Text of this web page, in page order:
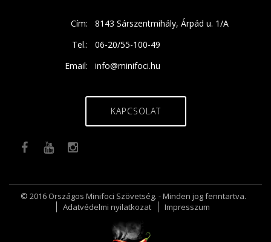
Cím:
8143 Sárszentmihály, Árpád u. 1/A
Tel.:
06-20/55-100-49
Email:
info@minifoci.hu
KAPCSOLAT
© 2016 Országos Minifoci Szövetség. - Minden jog fenntartva.
Adatvédelmi nyilatkozat
Impresszum